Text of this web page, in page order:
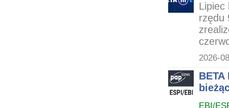
Lipiec
rzędu
2026-
BETA
EBI/